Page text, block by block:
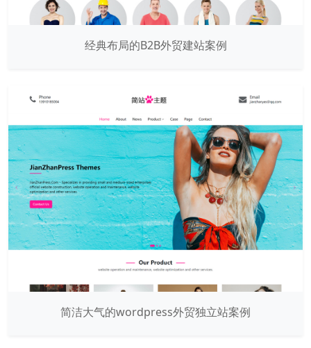
经典布局的B2B外贸建站案例
简洁大气的wordpress外贸独立站案例